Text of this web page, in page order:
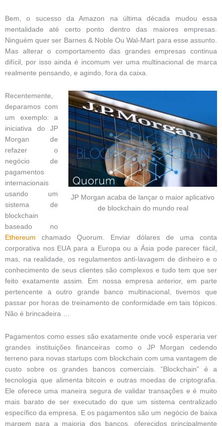
Bem, o sucesso da Amazon na última década mudou essa
mentalidade até certo ponto dentro das maiores empresas.
Ninguém quer ser Barnes & Noble Ou Wal-Mart para esse assunto.
Mas alterar o comportamento das grandes empresas continua
difícil, por isso ainda é incomum ver uma multinacional de marca
realmente pensando, e agindo, fora da caixa.
JP Morgan acaba de lançar o maior aplicativo
de blockchain do mundo real
Recentemente,
deparamos com
um exemplo: a
iniciativa do JP
Morgan de
refazer o
negócio de
pagamentos
internacionais
usando um
sistema de
blockchain
baseado no
Ethereum chamado Quorum. Enviar dólares de uma conta
corporativa nos EUA para a Europa ou a Ásia pode parecer fácil,
mas, na realidade, os regulamentos anti-lavagem de dinheiro e o
conhecimento de seus clientes são complexos e tudo tem que ser
feito exatamente assim. Em nossa empresa anterior, em parte
pertencente a outro grande banco multinacional, tivemos que
passar por horas de treinamento de conformidade em tais tópicos.
Não é brincadeira …
Pagamentos como esses são exatamente onde você esperaria ver
grandes instituições financeiras como o JP Morgan cedendo
terreno para novas startups com blockchain com uma vantagem de
custo sobre os grandes bancos comerciais. “Blockchain” é a
tecnologia que alimenta bitcoin e outras moedas de criptografia.
Ele oferece uma maneira segura de validar transações e é muito
mais barato de ser executado do que um sistema centralizado
específico da empresa. E os pagamentos são um negócio de baixa
margem para a maioria dos bancos, oferecidos principalmente